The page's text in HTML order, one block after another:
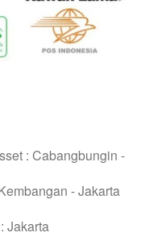
: Cabangbungin -
- Jakarta
: Jakarta